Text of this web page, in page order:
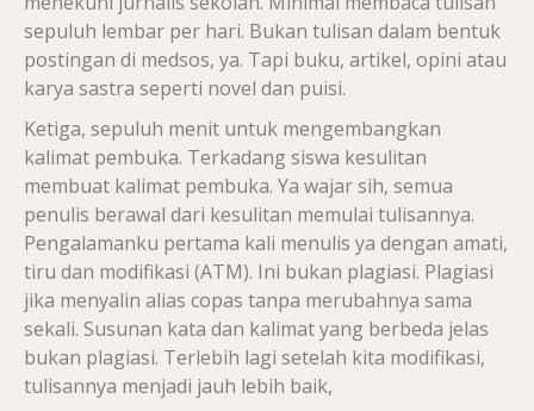
sepuluh lembar per hari. Bukan tulisan dalam bentuk
postingan di medsos, ya. Tapi buku, artikel, opini atau
karya sastra seperti novel dan puisi.
Ketiga, sepuluh menit untuk mengembangkan
kalimat pembuka. Terkadang siswa kesulitan
membuat kalimat pembuka. Ya wajar sih, semua
penulis berawal dari kesulitan memulai tulisannya.
Pengalamanku pertama kali menulis ya dengan amati,
tiru dan modifikasi (ATM). Ini bukan plagiasi. Plagiasi
jika menyalin alias copas tanpa merubahnya sama
sekali. Susunan kata dan kalimat yang berbeda jelas
bukan plagiasi. Terlebih lagi setelah kita modifikasi,
tulisannya menjadi jauh lebih baik,